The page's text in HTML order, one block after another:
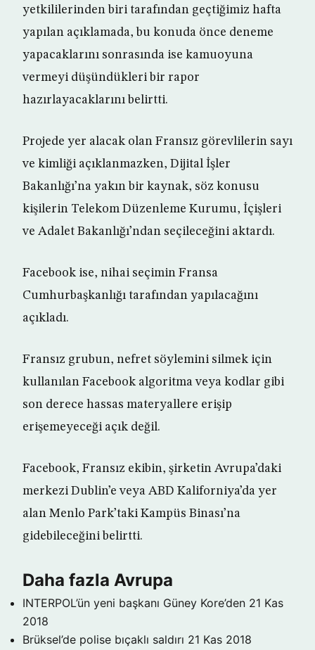
yetkililerinden biri tarafından geçtiğimiz hafta
yapılan açıklamada, bu konuda önce deneme
yapacaklarını sonrasında ise kamuoyuna
vermeyi düşündükleri bir rapor
hazırlayacaklarını belirtti.
Projede yer alacak olan Fransız görevlilerin sayı
ve kimliği açıklanmazken, Dijital İşler
Bakanlığı’na yakın bir kaynak, söz konusu
kişilerin Telekom Düzenleme Kurumu, İçişleri
ve Adalet Bakanlığı’ndan seçileceğini aktardı.
Facebook ise, nihai seçimin Fransa
Cumhurbaşkanlığı tarafından yapılacağını
açıkladı.
Fransız grubun, nefret söylemini silmek için
kullanılan Facebook algoritma veya kodlar gibi
son derece hassas materyallere erişip
erişemeyeceği açık değil.
Facebook, Fransız ekibin, şirketin Avrupa’daki
merkezi Dublin’e veya ABD Kaliforniya’da yer
alan Menlo Park’taki Kampüs Binası’na
gidebileceğini belirtti.
Daha fazla Avrupa
INTERPOL’ün yeni başkanı Güney Kore’den 21 Kas
2018
Brüksel’de polise bıçaklı saldırı 21 Kas 2018